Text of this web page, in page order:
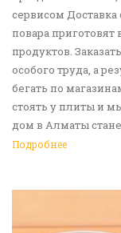
сервисом
повара
продуктов.
особого труда, а
бегать по
стоять у плиты и
дом в Алматы
родных, друзей.
Подробнее